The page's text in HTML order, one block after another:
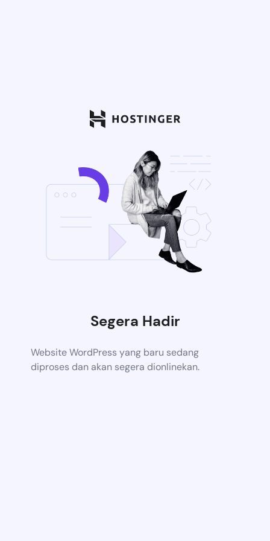
Segera Hadir
Website WordPress yang baru sedang
diproses dan akan segera dionlinekan.